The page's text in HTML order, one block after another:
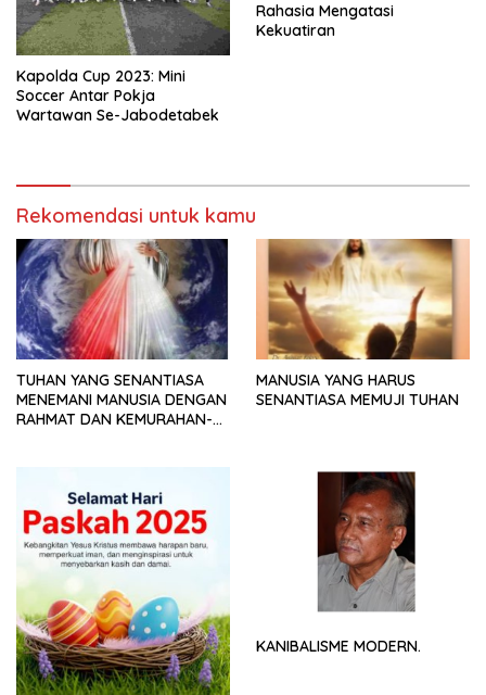
Kapolda Cup 2023: Mini
Soccer Antar Pokja
Wartawan Se-Jabodetabek
Rahasia Mengatasi
Kekuatiran
Rekomendasi untuk kamu
TUHAN YANG SENANTIASA
MENEMANI MANUSIA DENGAN
RAHMAT DAN KEMURAHAN-
MANUSIA YANG HARUS
SENANTIASA MEMUJI TUHAN
KANIBALISME MODERN.